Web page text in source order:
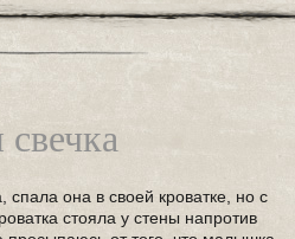
она в своей кроватке, но с
стояла у стены напротив